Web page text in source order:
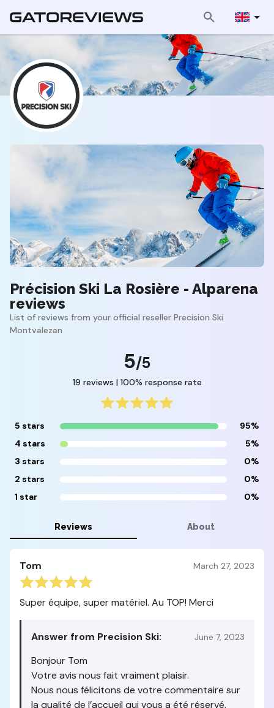
Précision Ski La Rosière - Alparena
reviews
List of reviews from your official reseller Precision Ski
Montvalezan
5/5
19 reviews | 100% response rate
5 stars
95%
4 stars
5%
3 stars
0%
2 stars
0%
1 star
0%
Reviews About
Tom March 27, 2023
Super équipe, super matériel. Au TOP! Merci
Answer from Precision Ski: June 7, 2023
Bonjour Tom
Votre avis nous fait vraiment plaisir.
Nous nous félicitons de votre commentaire sur
la qualité de l’accueil qui vous a été réservé.